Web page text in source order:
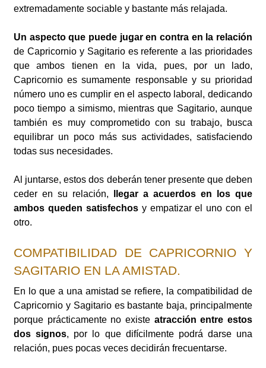
extremadamente sociable y bastante más relajada.
Un aspecto que puede jugar en contra en la relación
de Capricornio y Sagitario es referente a las prioridades
que ambos tienen en la vida, pues, por un lado,
Capricornio es sumamente responsable y su prioridad
número uno es cumplir en el aspecto laboral, dedicando
poco tiempo a simismo, mientras que Sagitario, aunque
también es muy comprometido con su trabajo, busca
equilibrar un poco más sus actividades, satisfaciendo
todas sus necesidades.
Al juntarse, estos dos deberán tener presente que deben
ceder en su relación,
llegar a acuerdos en los que
ambos queden satisfechosy empatizar el uno con el
otro.
COMPATIBILIDAD DE CAPRICORNIO Y
SAGITARIO EN LA AMISTAD.
En lo que a una amistad se refiere, la compatibilidad de
Capricornio y Sagitario es bastante baja, principalmente
porque prácticamente no existe atracción entre estos
dos signos, por lo que difícilmente podrá darse una
relación, pues pocas veces decidirán frecuentarse.